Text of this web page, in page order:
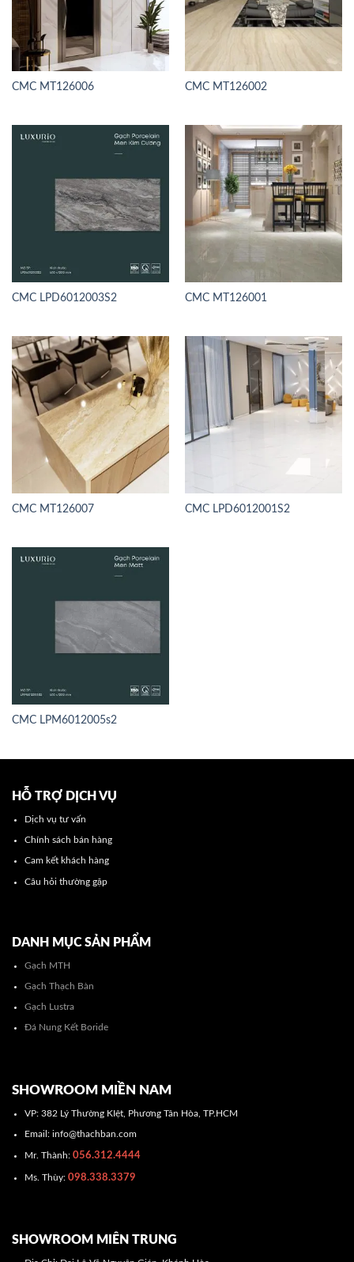
CMC MT126006 CMC MT126002
CMC LPD6012003S2 CMC MT126001
CMC MT126007 CMC LPD6012001S2
CMC LPM6012005s2
HỖ TRỢ DỊCH VỤ
Dịch vụ tư vấn
Chính sách bán hàng
Cam kết khách hàng
Câu hỏi thường gặp
DANH MỤC SẢN PHẨM
Gạch MTH
Gạch Thạch Bàn
Gạch Lustra
Đá Nung Kết Boride
SHOWROOM MIỀN NAM
VP: 382 Lý Thường KIệt, Phương Tân Hòa, TP.HCM
Email: info@thachban.com
Mr. Thành:056.312.4444
Ms. Thùy: 098.338.3379
SHOWROOM MIÊN TRUNG